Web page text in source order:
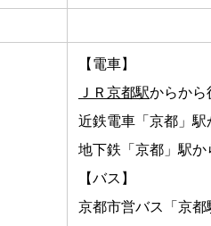
【電車】
ＪＲ京都駅からから
近鉄電車「京都」駅
地下鉄「京都」駅か
【バス】
京都市営バス「京都